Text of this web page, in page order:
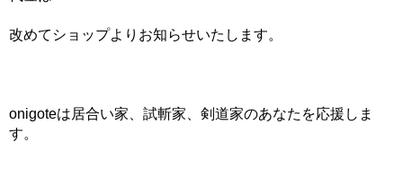
改めてショップよりお知らせいたします。
onigoteは居合い家、試斬家、剣道家のあなたを応援しま
す。